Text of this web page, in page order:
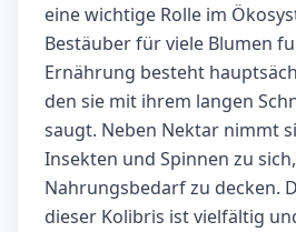
eine wichtige Rolle im
Bestäuber für viele Blumen
Ernährung besteht
den sie mit ihrem langen
saugt. Neben Nektar nimmt
Insekten und Spinnen zu
Nahrungsbedarf zu decken.
dieser Kolibris ist vielfältig